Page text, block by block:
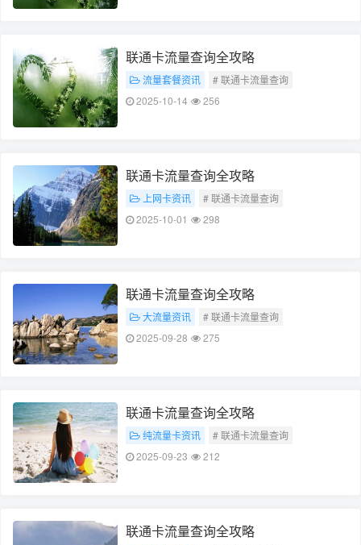
联通卡流量查询全攻略
流量套餐资讯
# 联通卡流量查询
# 流量查询全攻略
2025-10-14 256
联通卡流量查询全攻略
上网卡资讯
# 联通卡流量查询
# 流量查询全攻略
2025-10-01 298
联通卡流量查询全攻略
大流量资讯
# 联通卡流量查询
# 流量查询全攻略
2025-09-28 275
联通卡流量查询全攻略
纯流量卡资讯
# 联通卡流量查询
# 流量查询全攻略
2025-09-23 212
联通卡流量查询全攻略